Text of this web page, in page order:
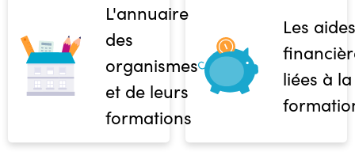
L'annuaire
des
organismes
et de leurs
formations
Les aides
liées à la